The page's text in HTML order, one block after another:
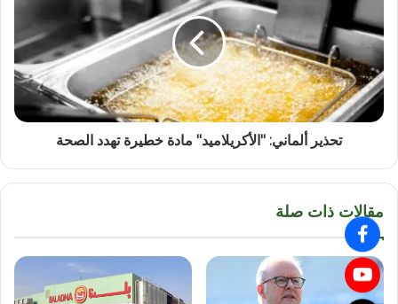
تحذير ألماني: "الأكريلاميد" مادة خطيرة تهدد الصحة
مقالات ذات صلة